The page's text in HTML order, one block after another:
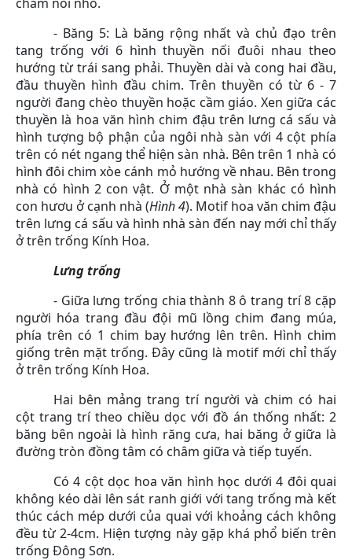
- Băng 5: Là băng rộng nhất và chủ đạo trên
tang trống với 6 hình thuyền nối đuôi nhau theo
hướng từ trái sang phải. Thuyền dài và cong hai đầu,
đầu thuyền hình đầu chim. Trên thuyền có từ 6 - 7
người đang chèo thuyền hoặc cầm giáo. Xen giữa các
thuyền là hoa văn hình chim đậu trên lưng cá sấu và
hình tượng bộ phận của ngôi nhà sàn với 4 cột phía
trên có nét ngang thể hiện sàn nhà. Bên trên 1 nhà có
hình đôi chim xòe cánh mỏ hướng về nhau. Bên trong
nhà có hình 2 con vật. Ở một nhà sàn khác có hình
con hươu ở cạnh nhà (Hình 4). Motif hoa văn chim đậu
trên lưng cá sấu và hình nhà sàn đến nay mới chỉ thấy
ở trên trống Kính Hoa.
Lưng trống
- Giữa lưng trống chia thành 8 ô trang trí 8 cặp
người hóa trang đầu đội mũ lồng chim đang múa,
phía trên có 1 chim bay hướng lên trên. Hình chim
giống trên mặt trống. Đây cũng là motif mới chỉ thấy
ở trên trống Kính Hoa.
Hai bên mảng trang trí người và chim có hai
cột trang trí theo chiều dọc với đồ án thống nhất: 2
băng bên ngoài là hình răng cưa, hai băng ở giữa là
đường tròn đồng tâm có châm giữa và tiếp tuyến.
Có 4 cột dọc hoa văn hình học dưới 4 đôi quai
không kéo dài lên sát ranh giới với tang trống mà kết
thúc cách mép dưới của quai với khoảng cách không
đều từ 2-4cm. Hiện tượng này gặp khá phổ biến trên
trống Đông Sơn.